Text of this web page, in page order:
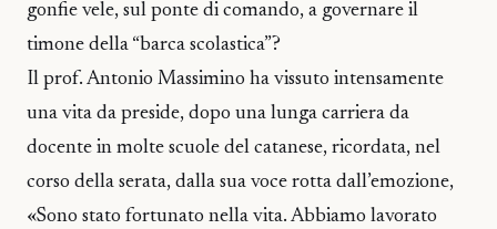
gonfie vele, sul ponte di comando, a governare il
timone della “barca scolastica”?
Il prof. Antonio Massimino ha vissuto intensamente
una vita da preside, dopo una lunga carriera da
docente in molte scuole del catanese, ricordata, nel
corso della serata, dalla sua voce rotta dall’emozione,
«Sono stato fortunato nella vita. Abbiamo lavorato